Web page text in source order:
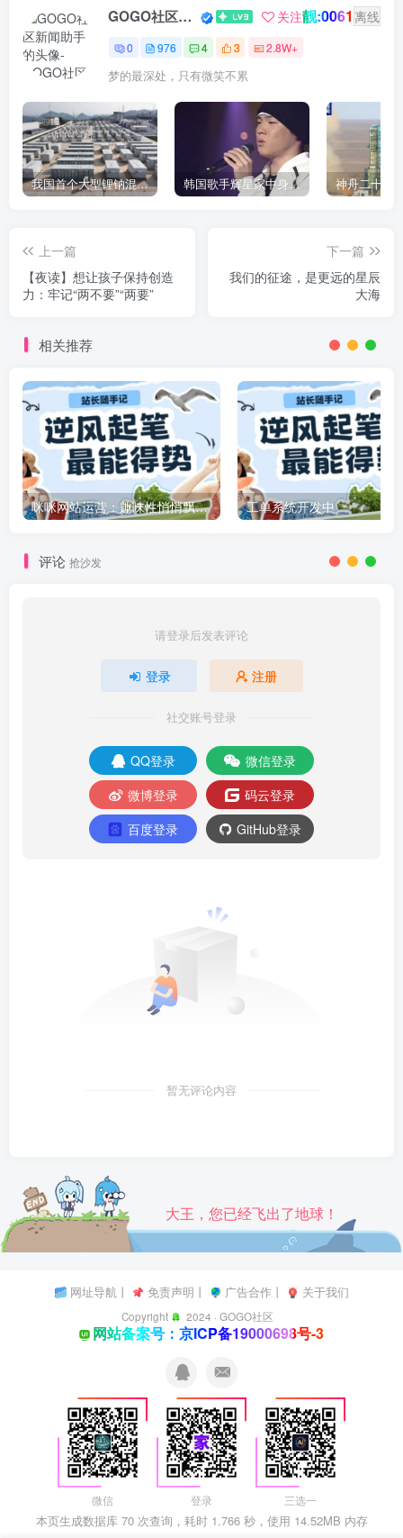
GOGO社区新闻助手 关注靓:0061 离线
0 976 4 3 2.8W+
梦的最深处，只有微笑不累
我国首个大型锂钠混合储能站投产，开启储能新时代 韩国歌手辉星家中身亡，终年43岁，警方调查死因
上一篇
【夜读】想让孩子保持创造
力：牢记“两不要”“两要”
下一篇
我们的征途，是更远的星辰
大海
相关推荐
咪咪网站运营：趣味性悄悄飘起的成功风头 工单系统开发中
评论 抢沙发
请登录后发表评论
登录 注册
社交账号登录
QQ登录
微信登录
微博登录
码云登录
百度登录
GitHub登录
暂无评论内容
大王，您已经飞出了地球！
网址导航丨 免责声明 丨 广告合作丨 关于我们
Copyright 2024 ·GOGO社区
网站备案号：京ICP备19000698号-3
微信 登录 三选一
本页生成数据库 70 次查询，耗时 1.766 秒，使用 14.52MB 内存